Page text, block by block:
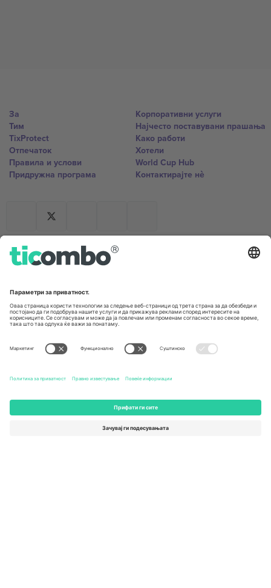
За
Тим
TixProtect
Отпечаток
Правила и услови
Придружна програма
Корпоративни услуги
Најчесто поставувани прашања
Како работи
Хотели
World Cup Hub
Контактирајте нѐ
Канцеларии и поддршка
Germany
Unter den Linden 24, 10117
Berlin, Germany
United Kingdom
167 City Road, London, Greater
London, EC1V 1AW, United
131 Continental Dr, Suite 305,
Dorfstrasse 52a, 6390